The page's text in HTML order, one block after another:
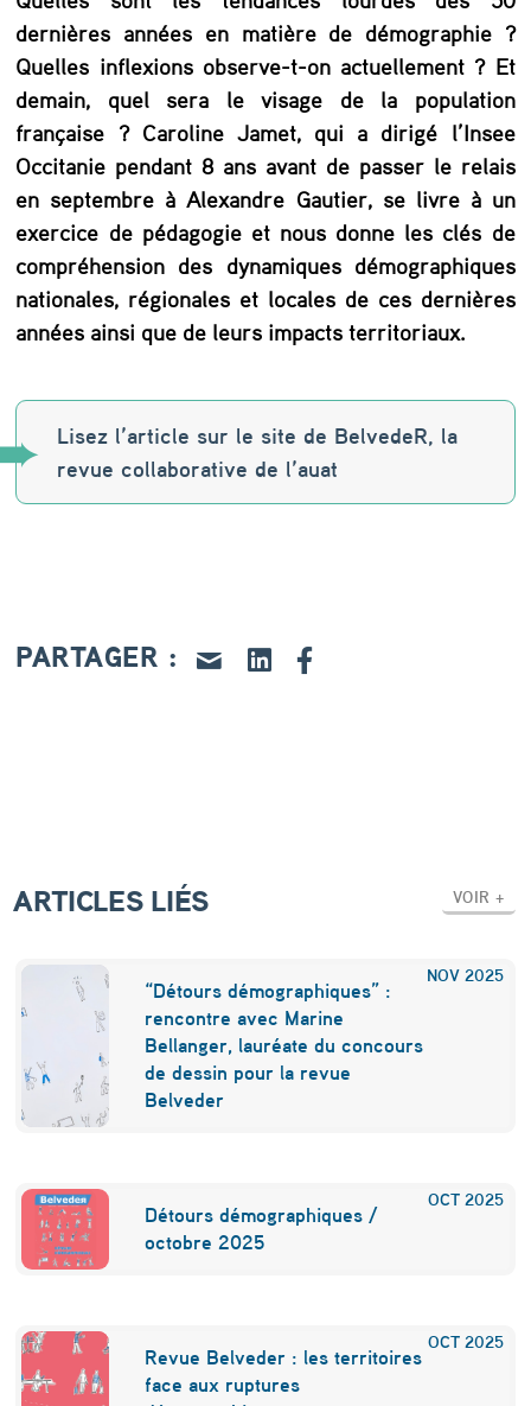
e
f
f
e
t
s
d
u
b
b
y
-
m
i
e
d
e
a
é
o
n
dernières années en matière de démographie ?
Quelles inflexions observe-t-on actuellement ? Et
demain, quel sera le visage de la population
française ? Caroline Jamet, qui a dirigé l’Insee
Occitanie pendant 8 ans avant de passer le relais
en septembre à Alexandre Gautier, se livre à un
exercice de pédagogie et nous donne les clés de
compréhension des dynamiques démographiques
nationales, régionales et locales de ces dernières
années ainsi que de leurs impacts territoriaux.
Lisez l’article sur le site de BelvedeR, la
revue collaborative de l’auat
PARTAGER :
ARTICLES LIÉS VOIR +
NOV 2025
“Détours démographiques” :
rencontre avec Marine
Bellanger, lauréate du concours
de dessin pour la revue
Belveder
OCT 2025
Détours démographiques /
octobre 2025
OCT 2025
Revue Belveder : les territoires
face aux ruptures